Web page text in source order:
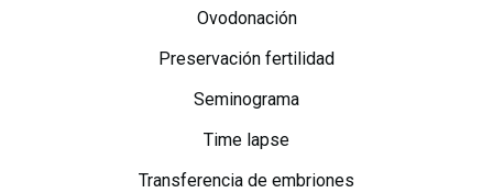
Ovodonación
Preservación fertilidad
Seminograma
Time lapse
Transferencia de embriones